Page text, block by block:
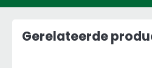
Gerelateerde